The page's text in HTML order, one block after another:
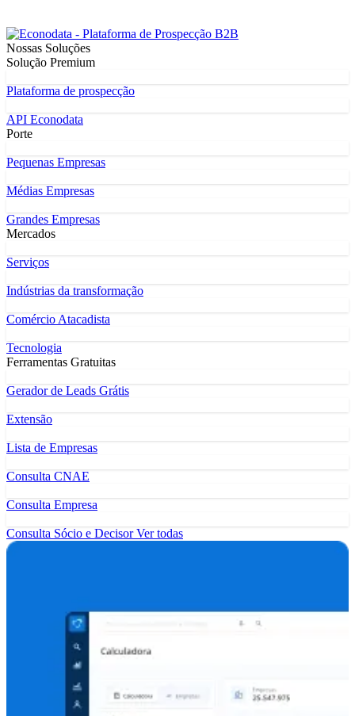
Nossas Soluções
Solução Premium
Plataforma de prospecção
API Econodata
Porte
Pequenas Empresas
Médias Empresas
Grandes Empresas
Mercados
Serviços
Indústrias da transformação
Comércio Atacadista
Tecnologia
Ferramentas Gratuitas
Gerador de Leads Grátis
Extensão
Lista de Empresas
Consulta CNAE
Consulta Empresa
Consulta Sócio e DecisorVer todas